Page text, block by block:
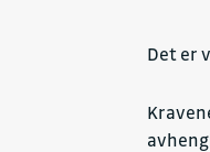
Det er